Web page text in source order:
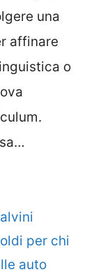
una
affinare
o
per chi
auto